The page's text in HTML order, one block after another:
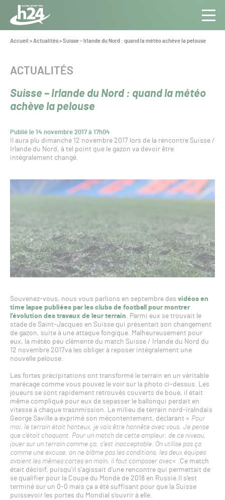
Panneau de gestion des cookies
Aller au contenu
Toute
l’info
Pro
Vous
Accueil >Actualités>Suisse – Irlande du Nord : quand la météo achève la pelouse
Suisse – Irlande du Nord : quand la météo
achève la pelouse
Publié le 14 novembre 2017 à 17h04
CATÉGORIE :
ACTUALITÉS
Il aura plu dimanche 12 novembre 2017 lors de la rencontre Suisse /
Irlande du Nord, à tel point que le gazon va devoir être
intégralement changé.
Souvenez-vous, nous vous parlions en septembre des vidéos en
time lapse publiées par les clubs de football pour montrer
l’évolution des travaux de leur terrain. Parmi eux se trouvait le
stade de Saint-Jacques en Suisse qui présentait son changement
de gazon, suite à une attaque fongique. Malheureusement pour
eux, la météo peu clémente du match Suisse / Irlande du Nord du
12 novembre 2017va les obliger à reposer intégralement une
nouvelle pelouse.
Les fortes précipitations ont transformé le terrain en un véritable
marécage comme vous pouvez le voir sur la photo ci-dessus. Les
joueurs se sont rapidement retrouvés couverts de boue, il était
même compliqué pour eux de sepasser le ballonqui perdait en
vitesse à chaque trasnmission. Le milieu de terrain nord-iralndais
George Saville a exprimé son mécontentement, déclarant « Pour
moi, le terrain était honteux, je vais être honnête avec vous. Je pense
que c’était choquant. Pour un match de cette ampleur, de ce niveau,
jouer sur un terrain comme ça, c’est inacceptable. On utilise pas ça
comme une excuse, on ne blâme pas les conditions, les deux équipes
avaient les mêmes cartes en main, il faut composer avec« .Ce match
était décisif, puisqu’il s’agissait d’une rencontre qui permettait de
se qualifier pour la Coupe du Monde de 2018 en Russie.Il s’est
terminé sur un 0-0 mais ça a été suffisant pour que la Suisse
puissevoir les portes du Mondial s’ouvrir à elle.